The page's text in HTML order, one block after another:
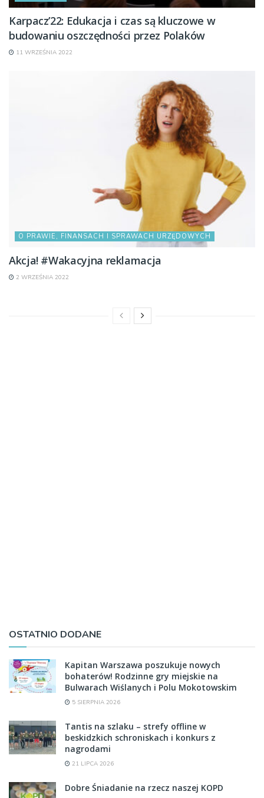
Karpacz’22: Edukacja i czas są kluczowe w
budowaniu oszczędności przez Polaków
11 WRZEŚNIA 2022
O PRAWIE, FINANSACH I SPRAWACH URZĘDOWYCH
Akcja! #Wakacyjna reklamacja
2 WRZEŚNIA 2022
OSTATNIO DODANE
Kapitan Warszawa poszukuje nowych
bohaterów! Rodzinne gry miejskie na
Bulwarach Wiślanych i Polu Mokotowskim
5 SIERPNIA 2026
Tantis na szlaku – strefy offline w
beskidzkich schroniskach i konkurs z
nagrodami
21 LIPCA 2026
Dobre Śniadanie na rzecz naszej KOPD